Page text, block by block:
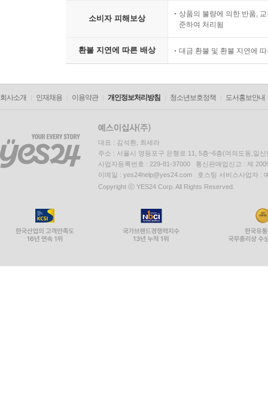
소비자 피해보상
상품의 불량에 의한 반품,
준하여 처리됨
환불 지연에 따른 배상 대금 환불 및 환불 지연에
회사소개 인재채용 이용약관 개인정보처리방침 청소년보호정책 도서홍보안내
대표 : 김석환, 최세라
주소 : 서울시 영등포구 은행로 11, 5층~6층(여의도동,일신
사업자등록번호 : 229-81-37000 통신판매업신고 : 제
이메일 : yes24help@yes24.com 호스팅 서비스사업자 :
Copyright ⓒ YES24 Corp. All Rights Reserved.